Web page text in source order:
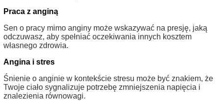
Praca z anginą
Sen o pracy mimo anginy może wskazywać na presję, jaką
odczuwasz, aby spełniać oczekiwania innych kosztem
własnego zdrowia.
Angina i stres
Śnienie o anginie w kontekście stresu może być znakiem, że
Twoje ciało sygnalizuje potrzebę zmniejszenia napięcia i
znalezienia równowagi.